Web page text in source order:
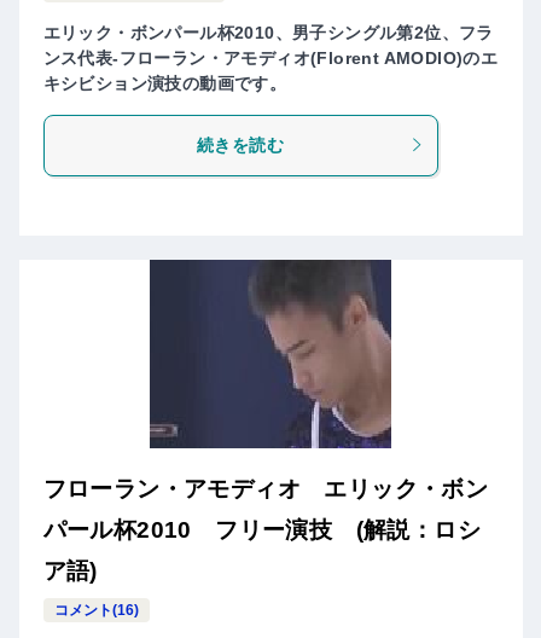
エリック・ボンパール杯2010、男子シングル第2位、フラ
ンス代表-フローラン・アモディオ(Florent AMODIO)のエ
キシビション演技の動画です。
続きを読む
フローラン・アモディオ エリック・ボン
パール杯2010 フリー演技 (解説：ロシ
ア語)
コメント(16)